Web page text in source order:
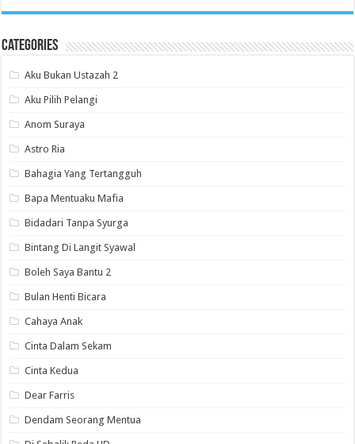
Categories
Aku Bukan Ustazah 2
Aku Pilih Pelangi
Anom Suraya
Astro Ria
Bahagia Yang Tertangguh
Bapa Mentuaku Mafia
Bidadari Tanpa Syurga
Bintang Di Langit Syawal
Boleh Saya Bantu 2
Bulan Henti Bicara
Cahaya Anak
Cinta Dalam Sekam
Cinta Kedua
Dear Farris
Dendam Seorang Mentua